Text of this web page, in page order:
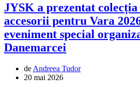
JYSK a prezentat
accesorii pentru Vara
eveniment special
Danemarcei
de Andreea Tudor
20 mai 2026